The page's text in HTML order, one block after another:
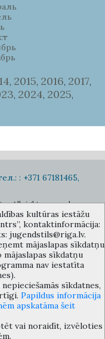
, 2015, 2016, 2017,
, 2024, 2025,
: +371 67181465,
All right reserved.
Рижского
улица Альберта 12,
jugendstils@riga.lv
kultūras iestāžu
kontaktinformācija:
jugendstils@riga.lv.
mājaslapas sīkdatņu
sīkdatņu
nav iestatīta
sīkdatnes,
Papildus informācija
apskatāma šeit
vai noraidīt, izvēloties